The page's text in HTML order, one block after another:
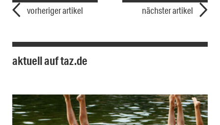
vorheriger artikel nächster artikel
aktuell auf taz.de